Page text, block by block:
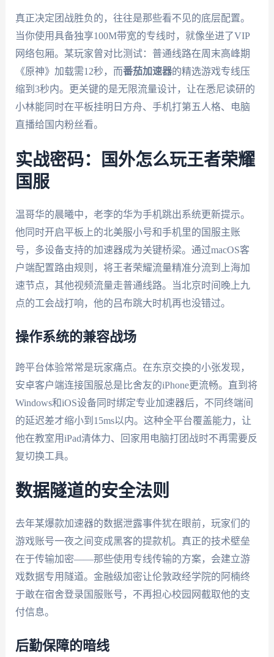
真正决定团战胜负的，往往是那些看不见的底层配置。
当你使用具备独享100M带宽的专线时，就像坐进了VIP
网络包厢。某玩家曾对比测试：普通线路在周末高峰期
《原神》加载需12秒，而番茄加速器的精选游戏专线压
缩到3秒内。更关键的是无限流量设计，让在悉尼读研的
小林能同时在平板挂明日方舟、手机打第五人格、电脑
直播给国内粉丝看。
实战密码：国外怎么玩王者荣耀
国服
温哥华的晨曦中，老李的华为手机跳出系统更新提示。
他同时开启平板上的北美服小号和手机里的国服主账
号，多设备支持的加速器成为关键桥梁。通过macOS客
户端配置路由规则，将王者荣耀流量精准分流到上海加
速节点，其他视频流量走普通线路。当北京时间晚上九
点的工会战打响，他的吕布跳大时机再也没错过。
操作系统的兼容战场
跨平台体验常常是玩家痛点。在东京交换的小张发现，
安卓客户端连接国服总是比舍友的iPhone更流畅。直到将
Windows和iOS设备同时绑定专业加速器后，不同终端间
的延迟差才缩小到15ms以内。这种全平台覆盖能力，让
他在教室用iPad清体力、回家用电脑打团战时不再需要反
复切换工具。
数据隧道的安全法则
去年某爆款加速器的数据泄露事件犹在眼前，玩家们的
游戏账号一夜之间变成黑客的提款机。真正的技术壁垒
在于传输加密——那些使用专线传输的方案，会建立游
戏数据专用隧道。金融级加密让伦敦政经学院的阿楠终
于敢在宿舍登录国服账号，不再担心校园网截取他的支
付信息。
后勤保障的暗线